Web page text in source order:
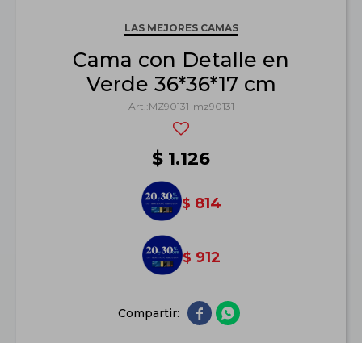
LAS MEJORES CAMAS
Cama con Detalle en
Verde 36*36*17 cm
MZ90131-mz90131
$ 1.126
$ 814
$ 912
 